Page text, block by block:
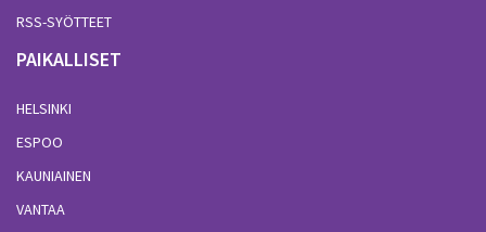
RSS-SYÖTTEET
PAIKALLISET
HELSINKI
ESPOO
KAUNIAINEN
VANTAA